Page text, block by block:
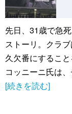
先日、31歳で急
ストーリ。クラ
久欠番にするこ
コッニーニ氏は
[続きを読む]